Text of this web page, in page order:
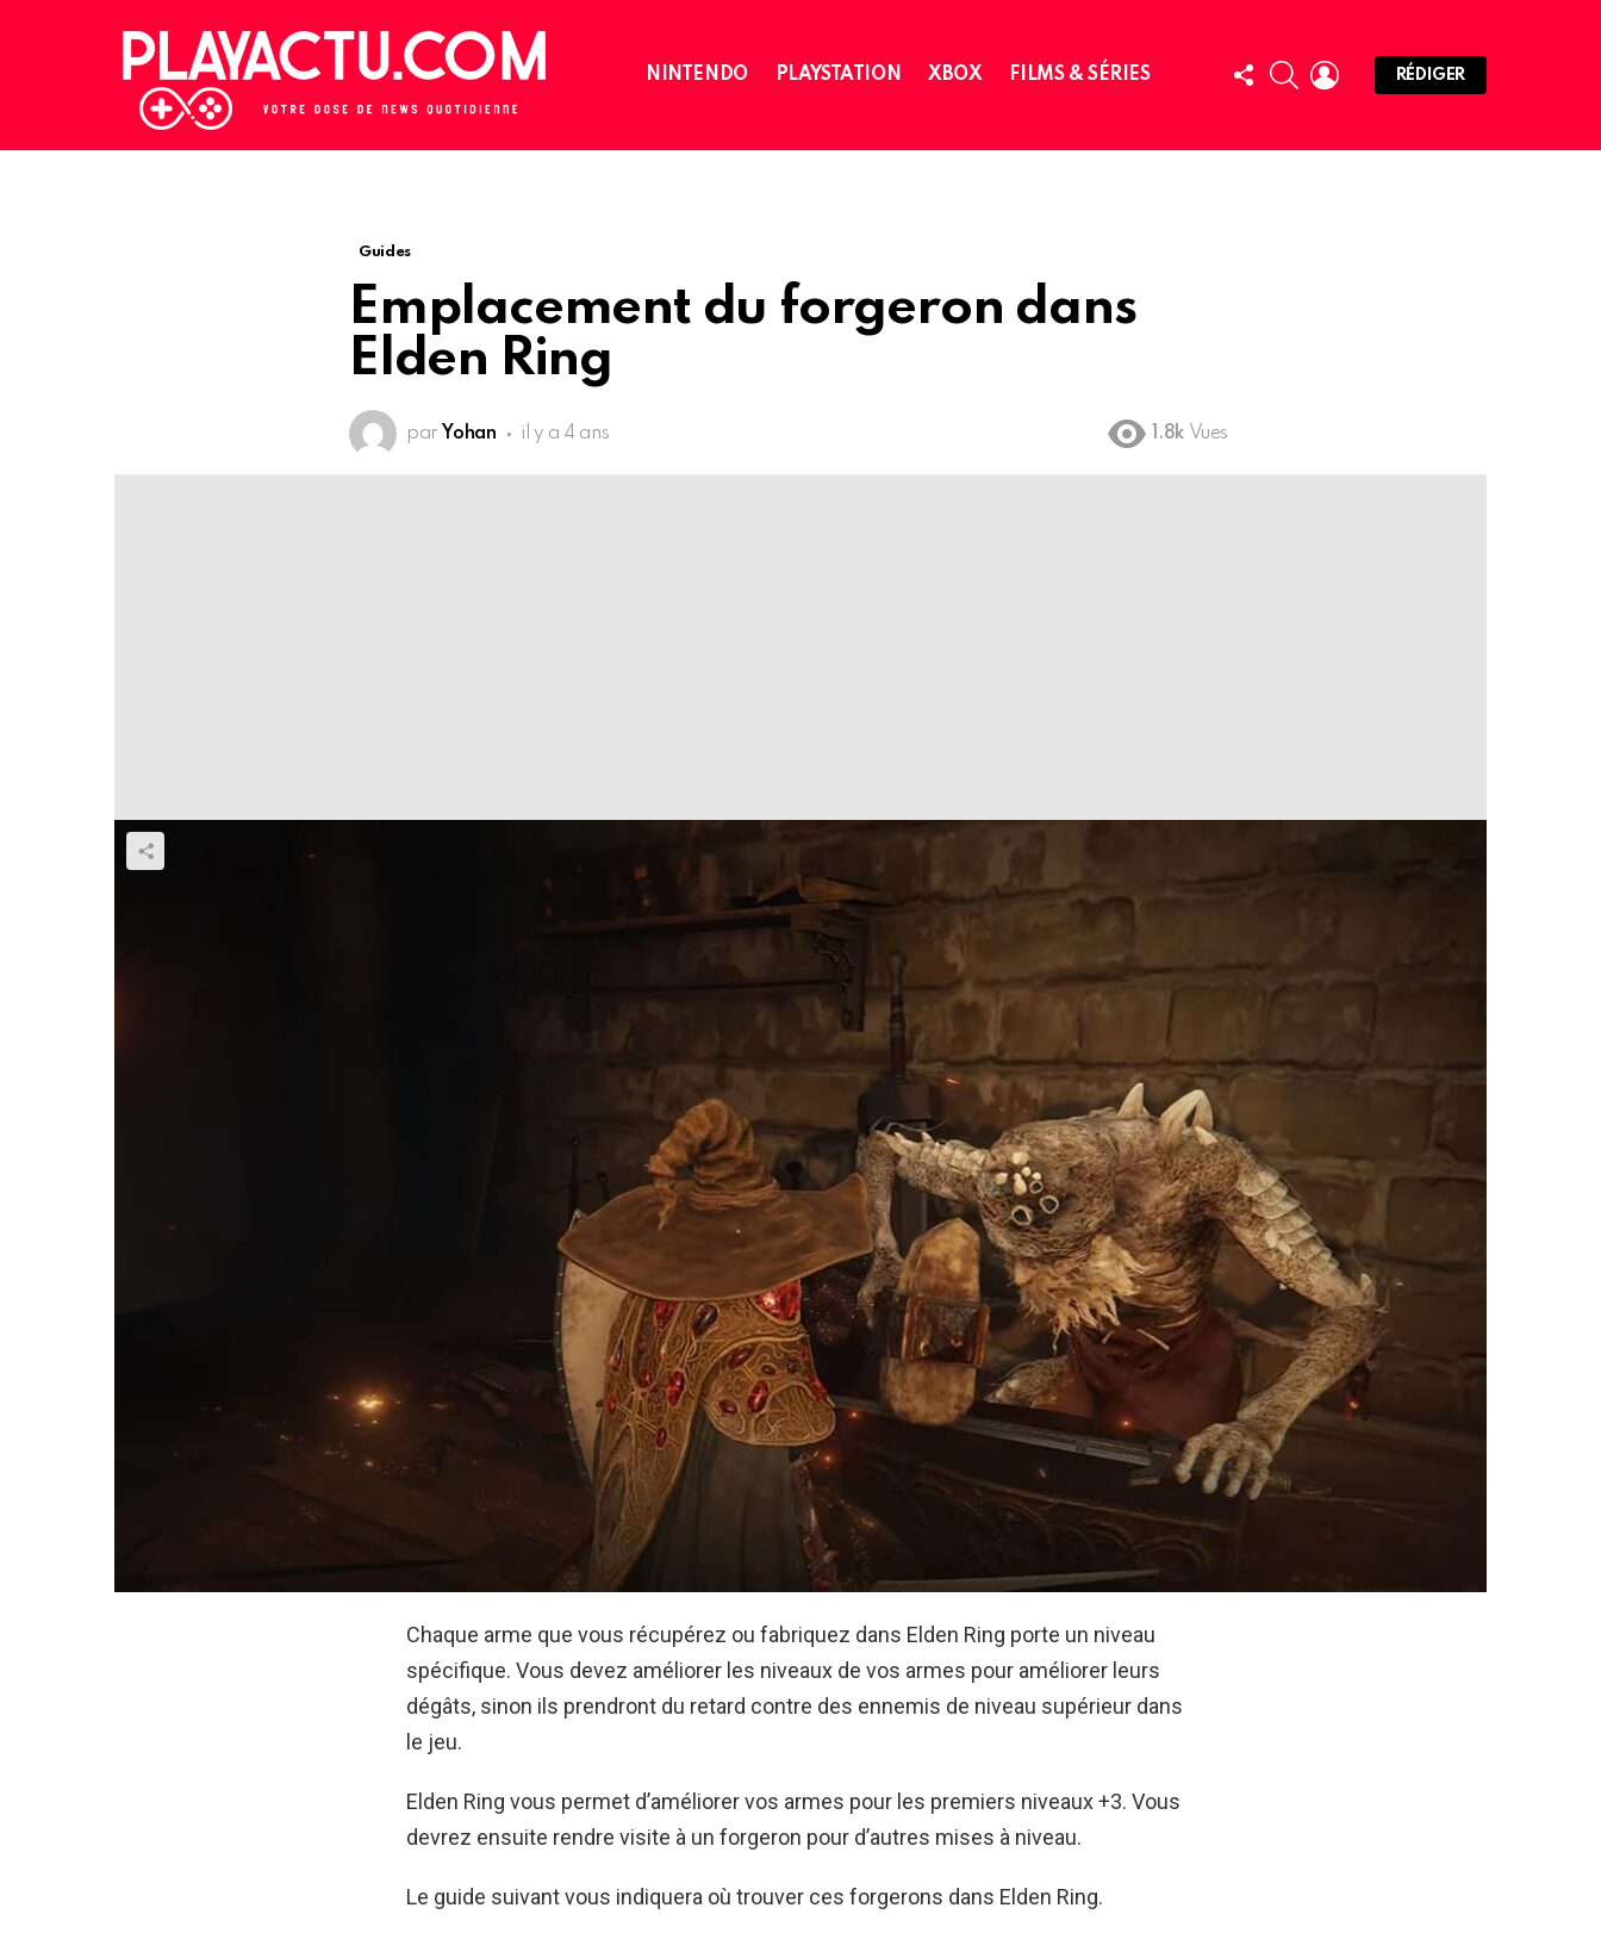
NINTENDO PLAYSTATION XBOX FILMS & SÉRIES
FOLLOW
US
SEARCHLOGIN
RÉDIGER
Guides
Emplacement du forgeron dans
Elden Ring
par Yohan il y a 4 ans 1.8k Vues
Chaque arme que vous récupérez ou fabriquez dans Elden Ring porte un niveau
spécifique. Vous devez améliorer les niveaux de vos armes pour améliorer leurs
dégâts, sinon ils prendront du retard contre des ennemis de niveau supérieur dans
le jeu.
Elden Ring vous permet d’améliorer vos armes pour les premiers niveaux +3. Vous
devrez ensuite rendre visite à un forgeron pour d’autres mises à niveau.
Le guide suivant vous indiquera où trouver ces forgerons dans Elden Ring.